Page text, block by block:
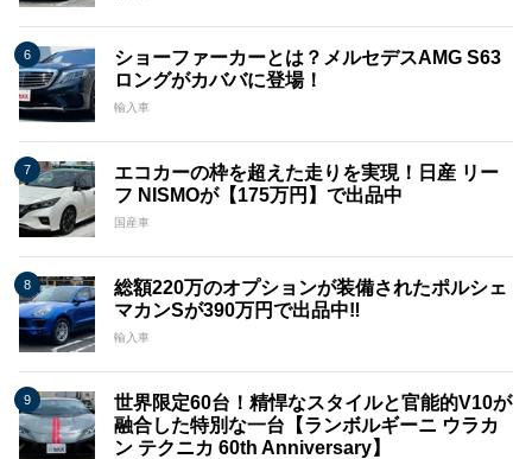
ショーファーカーとは？メルセデスAMG S63
ロングがカババに登場！
輸入車
エコカーの枠を超えた走りを実現！日産 リー
フ NISMOが【175万円】で出品中
国産車
総額220万のオプションが装備されたポルシェ
マカンSが390万円で出品中‼
輸入車
世界限定60台！精悍なスタイルと官能的V10が
融合した特別な一台【ランボルギーニ ウラカ
ン テクニカ 60th Anniversary】